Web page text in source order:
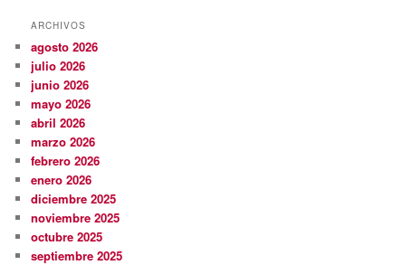
ARCHIVOS
agosto 2026
julio 2026
junio 2026
mayo 2026
abril 2026
marzo 2026
febrero 2026
enero 2026
diciembre 2025
noviembre 2025
octubre 2025
septiembre 2025